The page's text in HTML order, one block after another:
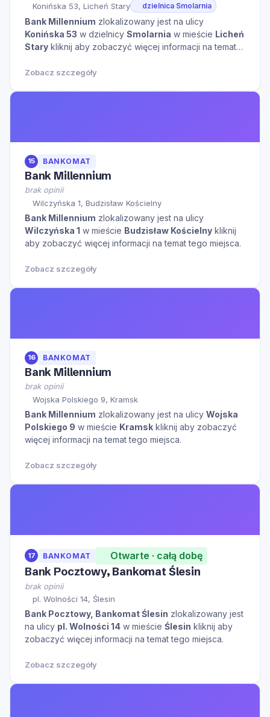
Konińska 53, Licheń Stary
dzielnica Smolarnia
Bank Millennium zlokalizowany jest na ulicy
Konińska 53 w dzielnicy Smolarnia w mieście Licheń
Stary kliknij aby zobaczyć więcej informacji na temat
Zobacz szczegóły
15 BANKOMAT
Bank Millennium
brak opinii
Wilczyńska 1, Budzisław Kościelny
Bank Millennium zlokalizowany jest na ulicy
Wilczyńska 1 w mieście Budzisław Kościelny kliknij
aby zobaczyć więcej informacji na temat tego miejsca.
Zobacz szczegóły
16 BANKOMAT
Bank Millennium
brak opinii
Wojska Polskiego 9, Kramsk
Bank Millennium zlokalizowany jest na ulicy Wojska
Polskiego 9 w mieście Kramsk kliknij aby zobaczyć
więcej informacji na temat tego miejsca.
Zobacz szczegóły
17 BANKOMAT Otwarte · całą dobę
Bank Pocztowy, Bankomat Ślesin
brak opinii
pl. Wolności 14, Ślesin
Bank Pocztowy, Bankomat Ślesin zlokalizowany jest
na ulicy pl. Wolności 14 w mieście Ślesin kliknij aby
zobaczyć więcej informacji na temat tego miejsca.
Zobacz szczegóły